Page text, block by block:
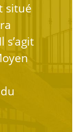
situé
s’agit